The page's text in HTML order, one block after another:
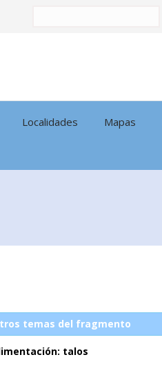
Localidades Mapas
temas del fragmento
talos